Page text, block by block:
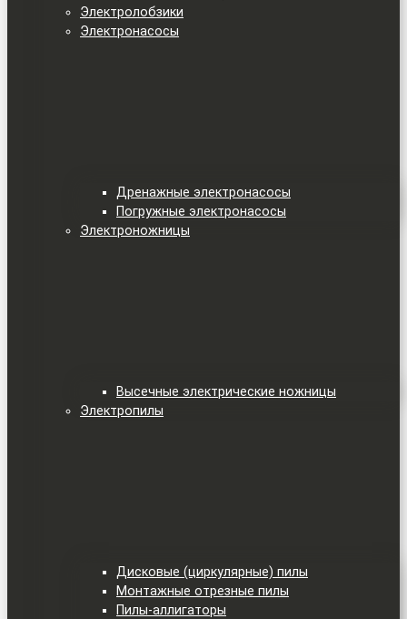
Электролобзики
Электронасосы
Дренажные электронасосы
Погружные электронасосы
Электроножницы
Высечные электрические ножницы
Электропилы
Дисковые (циркулярные) пилы
Монтажные отрезные пилы
Пилы-аллигаторы